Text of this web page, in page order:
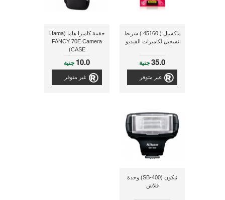
ماكسيل ( 45160 ) شريط
تسجيل لكاميرات الفيديو
35.0جنية
غير متوفر
حقيبة كاميرا هاما (Hama
FANCY 70E Camera
CASE)
10.0 جنية
غير متوفر
نيكون (SB-400) وحدة
فلاش